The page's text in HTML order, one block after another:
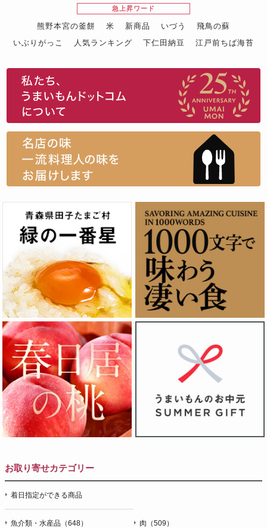
急上昇ワード
熊野本宮の釜餅 米 新商品 いづう
飛鳥の蘇
いぶりがっこ
人気ランキング 下仁田納豆
江戸前ちば海苔
お取り寄せカテゴリー
着日指定ができる商品
魚介類・水産品（648） 肉（509）